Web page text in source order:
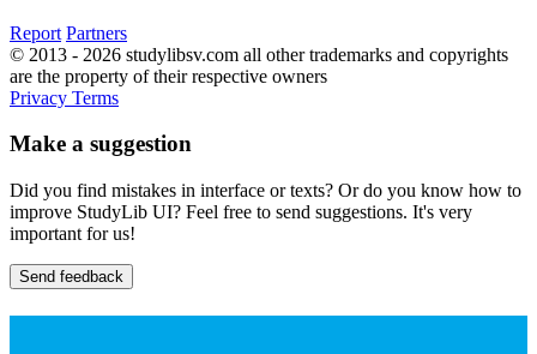
Report Partners
© 2013 - 2026 studylibsv.com all other trademarks and copyrights
are the property of their respective owners
Privacy Terms
Make a suggestion
Did you find mistakes in interface or texts? Or do you know how to
improve StudyLib UI? Feel free to send suggestions. It's very
important for us!
Send feedback